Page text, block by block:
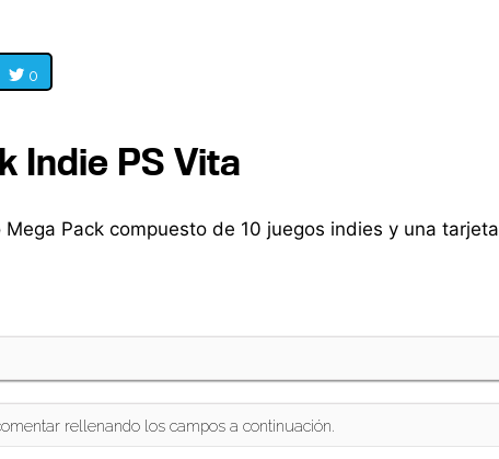
0
Indie PS Vita
Pack compuesto de 10 juegos indies y una tarjeta
rellenando los campos a continuación.